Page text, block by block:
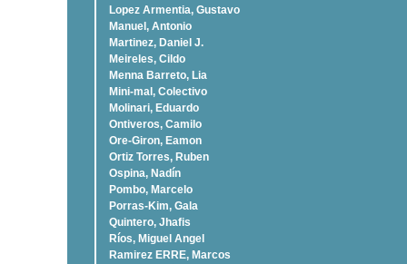
Lopez Armentia, Gustavo
Manuel, Antonio
Martinez, Daniel J.
Meireles, Cildo
Menna Barreto, Lia
Mini-mal, Colectivo
Molinari, Eduardo
Ontiveros, Camilo
Ore-Giron, Eamon
Ortiz Torres, Ruben
Ospina, Nadí­n
Pombo, Marcelo
Porras-Kim, Gala
Quintero, Jhafis
Rí­os, Miguel Angel
Ramirez ERRE, Marcos